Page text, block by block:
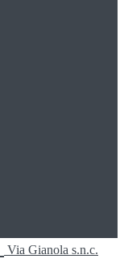
Via Gianola s.n.c.